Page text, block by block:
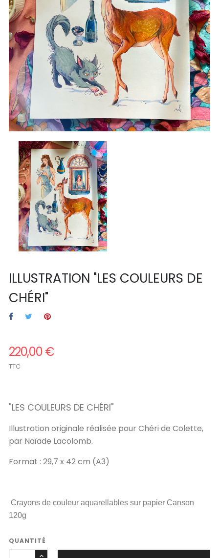
ILLUSTRATION "LES COULEURS DE
CHÉRI"
220,00 €
TTC
"LES COULEURS DE CHÉRI"
Illustration originale réalisée pour Chéri de Colette,
par Naïade Lacolomb.
Format : 29,7 x 42 cm (A3)
Crayons de couleur aquarellables sur papier Canson
120g
QUANTITÉ